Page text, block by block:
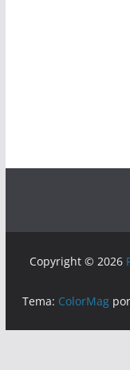
Copyright © 2026
Tema: ColorMag